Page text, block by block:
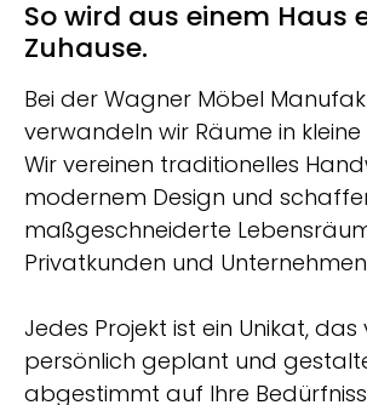
So wird aus einem Haus
Zuhause.
Bei der Wagner Möbel
verwandeln wir Räume in kleine
Wir vereinen traditionelles
modernem Design und
maßgeschneiderte
Privatkunden und
Jedes Projekt ist ein Unikat, das
persönlich geplant und
abgestimmt auf Ihre